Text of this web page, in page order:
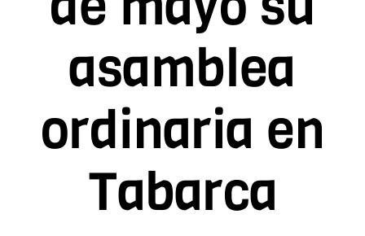
Contacto
Asóciateasamblea
ordinaria en
Tabarca